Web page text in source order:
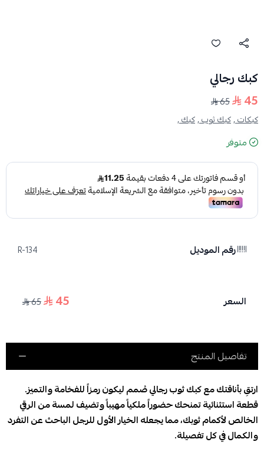
كبك رجالي
45
65
كبكات ,كبك ثوب ,كبك ,
متوفر
رقم الموديل R-134
السعر 45
65
تفاصيل المنتج
ارتقِ بأناقتك مع كبك ثوب رجالي صُمم ليكون رمزاً للفخامة والتميز.
قطعة استثنائية تمنحك حضوراً ملكياً مهيباً وتضيف لمسة من الرقي
الخالص لأكمام ثوبك، مما يجعله الخيار الأول للرجل الباحث عن التفرد
والكمال في كل تفصيلة.